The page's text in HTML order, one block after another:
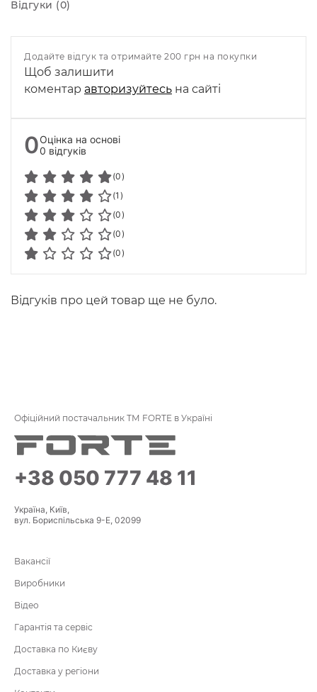
Відгуки (0)
Додайте відгук та отримайте 200 грн на покупки
Щоб залишити
коментар авторизуйтесь на сайті
0Оцінка на основі
0 відгуків
(0)
(1)
(0)
(0)
(0)
Відгуків про цей товар ще не було.
Офіційний постачальник ТМ FORTE в Україні
+38 050 777 48 11
Україна, Київ,
вул. Бориспільська 9-Е, 02099
Вакансії
Виробники
Відео
Гарантія та сервіс
Доставка по Києву
Доставка у регіони